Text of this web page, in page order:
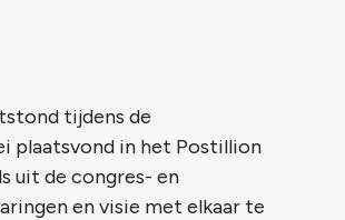
tijdens de
plaatsvond in het Postillion
uit de congres- en
en visie met elkaar te